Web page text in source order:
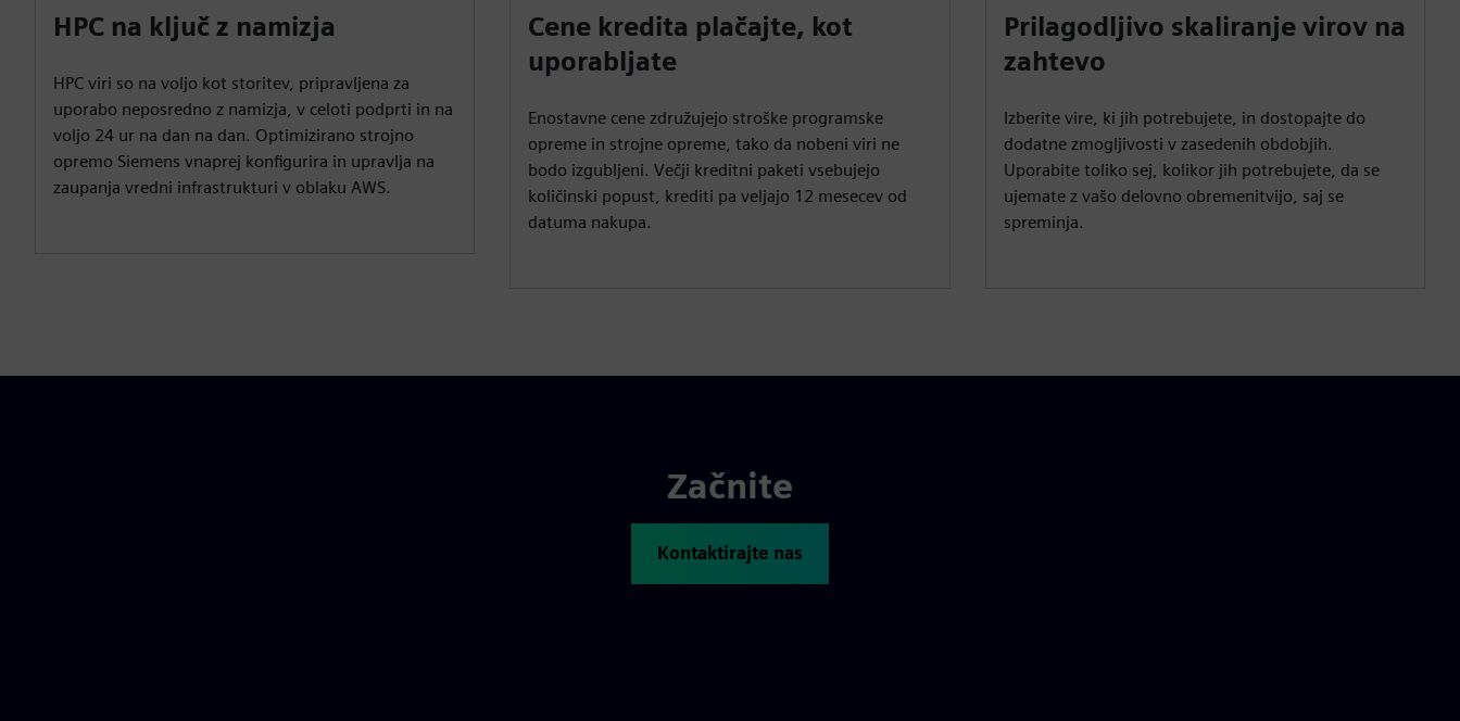
HPC na ključ z namizja
HPC viri so na voljo kot storitev, pripravljena za
uporabo neposredno z namizja, v celoti podprti in na
voljo 24 ur na dan na dan. Optimizirano strojno
opremo Siemens vnaprej konfigurira in upravlja na
zaupanja vredni infrastrukturi v oblaku AWS.
Cene kredita plačajte, kot
uporabljate
Enostavne cene združujejo stroške programske
opreme in strojne opreme, tako da nobeni viri ne
bodo izgubljeni. Večji kreditni paketi vsebujejo
količinski popust, krediti pa veljajo 12 mesecev od
datuma nakupa.
Prilagodljivo skaliranje virov na
zahtevo
Izberite vire, ki jih potrebujete, in dostopajte do
dodatne zmogljivosti v zasedenih obdobjih.
Uporabite toliko sej, kolikor jih potrebujete, da se
ujemate z vašo delovno obremenitvijo, saj se
spreminja.
Začnite
Kontaktirajte nas